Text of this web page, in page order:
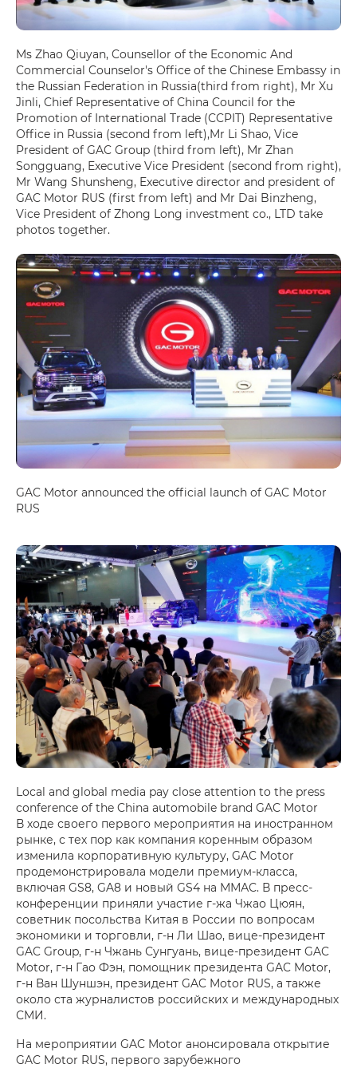
Ms Zhao Qiuyan, Counsellor of the Economic And
Commercial Counselor's Office of the Chinese Embassy in
the Russian Federation in Russia(third from right), Mr Xu
Jinli, Chief Representative of China Council for the
Promotion of International Trade (CCPIT) Representative
Office in Russia (second from left),Mr Li Shao, Vice
President of GAC Group (third from left), Mr Zhan
Songguang, Executive Vice President (second from right),
Mr Wang Shunsheng, Executive director and president of
GAC Motor RUS (first from left) and Mr Dai Binzheng,
Vice President of Zhong Long investment co., LTD take
photos together.
GAC Motor announced the official launch of GAC Motor
RUS
Local and global media pay close attention to the press
conference of the China automobile brand GAC Motor
В ходе своего первого мероприятия на иностранном
рынке, с тех пор как компания коренным образом
изменила корпоративную культуру, GAC Motor
продемонстрировала модели премиум-класса,
включая GS8, GA8 и новый GS4 на ММАС. В пресс-
конференции приняли участие г-жа Чжао Цюян,
советник посольства Китая в России по вопросам
экономики и торговли, г-н Ли Шао, вице-президент
GAC Group, г-н Чжань Сунгуань, вице-президент GAC
Motor, г-н Гао Фэн, помощник президента GAC Motor,
г-н Ван Шуншэн, президент GAC Motor RUS, а также
около ста журналистов российских и международных
СМИ.
На мероприятии GAC Motor анонсировала открытие
GAC Motor RUS, первого зарубежного